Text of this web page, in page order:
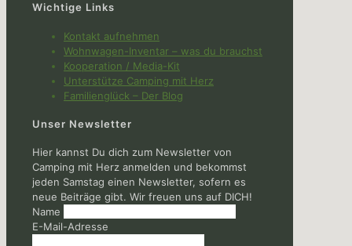
Wichtige Links
Kontakt aufnehmen
Wohnwagen-Inventar – was du brauchst
Kooperation / Media-Kit
Unterstütze Camping mit Herz
Familienglück – Der Blog
Unser Newsletter
Hier kannst Du dich zum Newsletter von
Camping mit Herz anmelden und bekommst
jeden Samstag einen Newsletter, sofern es
neue Beiträge gibt. Wir freuen uns auf DICH!
Name
E-Mail-Adresse